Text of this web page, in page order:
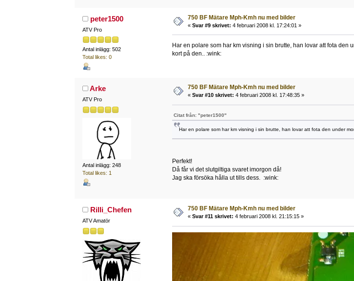
peter1500
ATV Pro
Antal inlägg: 502
Total likes: 0
750 BF Mätare Mph-Kmh nu med bilder
« Svar #9 skrivet: 4 februari 2008 kl. 17:24:01 »
Har en polare som har km visning i sin brutte, han lovar att fota
kort på den.. :wink:
Arke
ATV Pro
Antal inlägg: 248
Total likes: 1
750 BF Mätare Mph-Kmh nu med bilder
« Svar #10 skrivet: 4 februari 2008 kl. 17:48:35 »
Citat från: "peter1500"
Har en polare som har km visning i sin brutte, han lovar att fota den under
Perfekt!
Då får vi det slutgiltiga svaret imorgon då!
Jag ska försöka hålla ut tills dess. :wink:
Rilli_Chefen
ATV Amatör
750 BF Mätare Mph-Kmh nu med bilder
« Svar #11 skrivet: 4 februari 2008 kl. 21:15:15 »